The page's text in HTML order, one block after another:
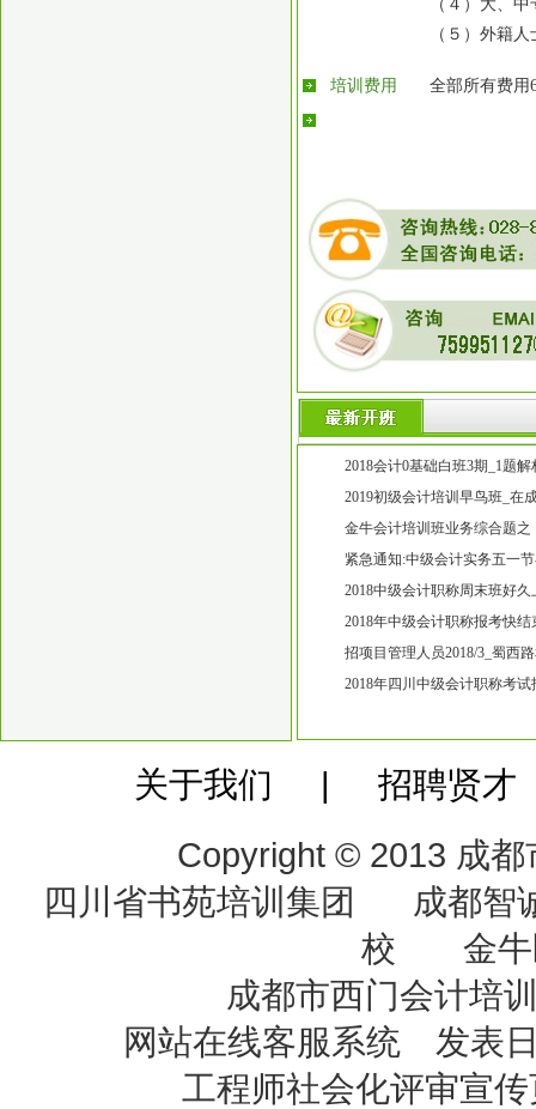
（４）大、
（５）外籍
培训费用 全部所有费用
2018会计0基础白班3期_1题
考过吗?高笋塘0基础初级会计
2019初级会计培训早鸟班_在
凭怎么办_高笋塘初级会计培
金牛会计培训班业务综合题
五块石万达广场附近近期开
紧急通知:中级会计实务五一
中级会计师培训班2018好久上
2018中级会计职称周末班好
培训的 金牛五块石附近会计
2018年中级会计职称报考快
零基础培训班吗【会计零基础
招项目管理人员2018/3_蜀西
称培训班
2018年四川中级会计职称考
关于我们 | 招聘贤
Copyright © 2013 成
四川省书苑培训集团 成都智
校 金牛
成都市西门会计
网站在线客服系统 发表
工程师社会化评审宣